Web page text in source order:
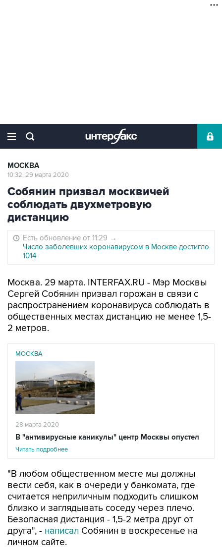
МОСКВА
10:32, 29 марта 2020
Собянин призвал москвичей
соблюдать двухметровую
дистанцию
Есть обновление от 11:29 →
Число заболевших коронавирусом в Москве достигло
1014
Москва. 29 марта. INTERFAX.RU - Мэр Москвы
Сергей Собянин призвал горожан в связи с
распространением коронавируса соблюдать в
общественных местах дистанцию не менее 1,5-
2 метров.
МОСКВА
28 марта 2020
В "антивирусные каникулы" центр Москвы опустел
Читать подробнее
"В любом общественном месте мы должны
вести себя, как в очереди у банкомата, где
считается неприличным подходить слишком
близко и заглядывать соседу через плечо.
Безопасная дистанция - 1,5-2 метра друг от
друга", - написал Собянин в воскресенье на
личном сайте.